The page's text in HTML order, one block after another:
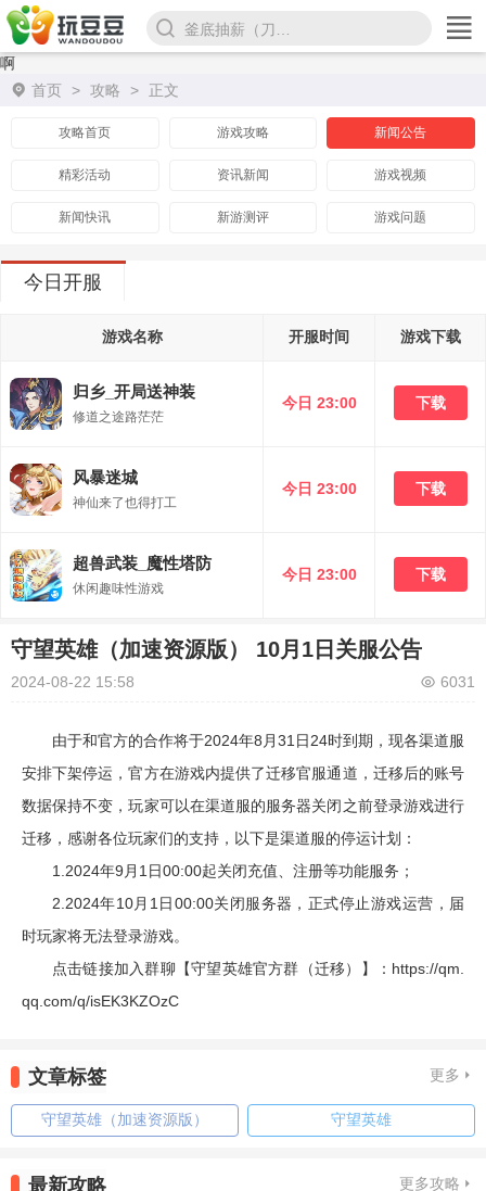
啊
首页 > 攻略 > 正文
攻略首页 游戏攻略 新闻公告
精彩活动 资讯新闻 游戏视频
新闻快讯 新游测评 游戏问题
今日开服
游戏名称 开服时间 游戏下载
归乡_开局送神装
修道之途路茫茫
今日 23:00 下载
风暴迷城
神仙来了也得打工
今日 23:00 下载
超兽武装_魔性塔防
休闲趣味性游戏
今日 23:00 下载
守望英雄（加速资源版） 10月1日关服公告
2024-08-22 15:58 6031
由于和官方的合作将于2024年8月31日24时到期，现各渠道服
安排下架停运，官方在游戏内提供了迁移官服通道，迁移后的账号
数据保持不变，玩家可以在渠道服的服务器关闭之前登录游戏进行
迁移，感谢各位玩家们的支持，以下是渠道服的停运计划：
1.2024年9月1日00:00起关闭充值、注册等功能服务；
2.2024年10月1日00:00关闭服务器，正式停止游戏运营，届
时玩家将无法登录游戏。
点击链接加入群聊【守望英雄官方群（迁移）】：https://qm.
qq.com/q/isEK3KZOzC
文章标签 更多
守望英雄（加速资源版） 守望英雄
最新攻略 更多攻略